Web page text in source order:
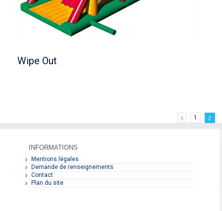
Wipe Out
1 2
INFORMATIONS
Mentions légales
Demande de renseignements
Contact
Plan du site